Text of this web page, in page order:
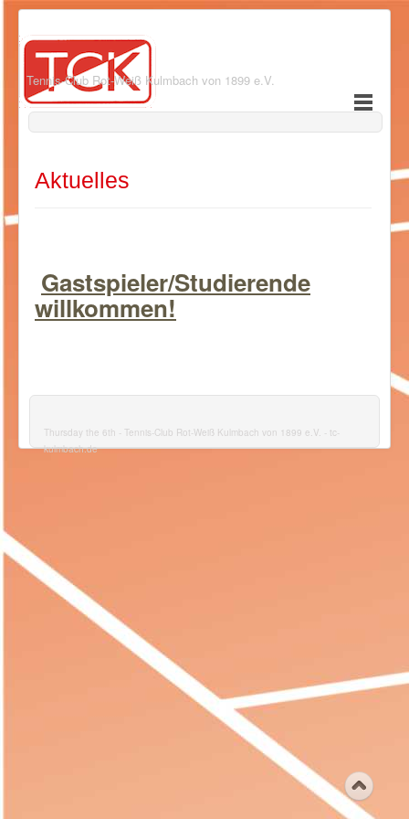
Tennis-Club Rot-Weiß Kulmbach von 1899 e.V.
Aktuelles
Gastspieler/Studierende
willkommen!
Thursday the 6th - Tennis-Club Rot-Weiß Kulmbach von 1899 e.V. - tc-
kulmbach.de